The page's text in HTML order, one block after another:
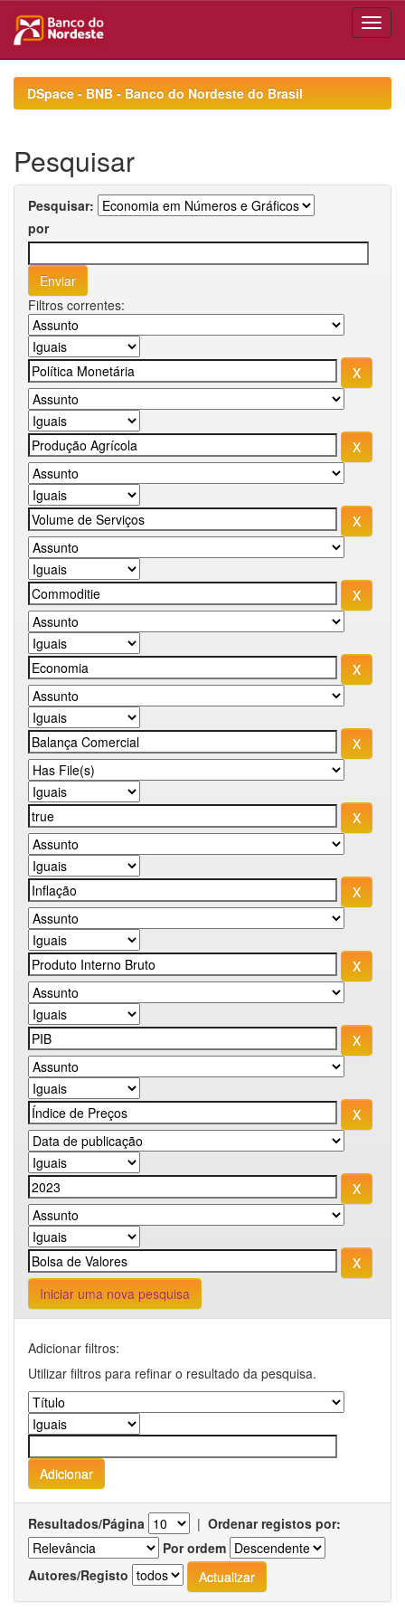
navigationDSpace - BNB - Banco do Nordeste do Brasil
Pesquisar
Pesquisar:
por
Filtros correntes:
Iniciar uma nova pesquisa
Adicionar filtros:
Utilizar filtros para refinar o resultado da pesquisa.
Resultados/Página | Ordenar registos por:
Por ordem
Autores/Registo